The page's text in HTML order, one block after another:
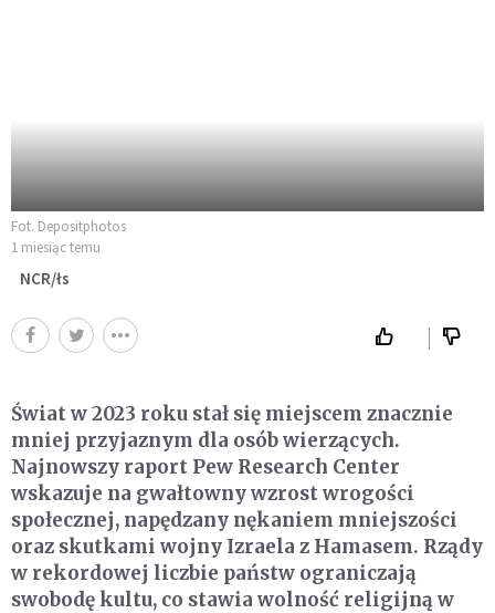
Fot. Depositphotos
1 miesiąc temu
NCR/łs
Świat w 2023 roku stał się miejscem znacznie
mniej przyjaznym dla osób wierzących.
Najnowszy raport Pew Research Center
wskazuje na gwałtowny wzrost wrogości
społecznej, napędzany nękaniem mniejszości
oraz skutkami wojny Izraela z Hamasem. Rządy
w rekordowej liczbie państw ograniczają
swobodę kultu, co stawia wolność religijną w